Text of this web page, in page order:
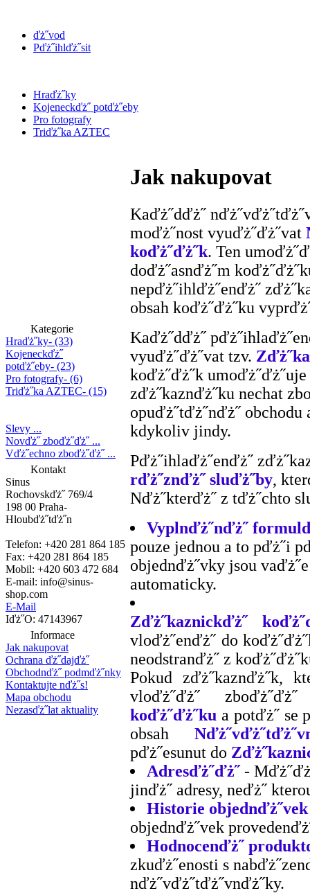
ďż˝vod
Pďż˝ihlďż˝sit
Hraďż˝ky
Kojeneckďż˝ potďż˝eby
Pro fotografy
Triďż˝ka AZTEC
Kategorie
Hraďż˝ky- (33)
Kojeneckďż˝
potďż˝eby- (23)
Pro fotografy- (6)
Triďż˝ka AZTEC- (15)
Slevy ...
Novďż˝ zboďż˝ďż˝ ...
Vďż˝echno zboďż˝ďż˝ ...
Kontakt
Sinus
Rochovskďż˝ 769/4
198 00 Praha-
Hloubďż˝tďż˝n
Telefon: +420 281 864 185
Fax: +420 281 864 185
Mobil: +420 603 472 684
E-mail: info@sinus-
shop.com
E-Mail
Iďż˝O: 47143967
Informace
Jak nakupovat
Ochrana ďż˝dajďż˝
Obchodnďż˝ podmďż˝nky
Kontaktujte nďż˝s!
Mapa obchodu
Nezasďż˝lat aktuality
Jak nakupovat
Kaďż˝dďż˝
moďż˝nost vyuďż˝ďż˝vat
koďż˝ďż˝k. Ten
doďż˝asnďż˝m
nepďż˝ihlďż˝enďż˝
obsah koďż˝ďż˝ku
Kaďż˝dďż˝
vyuďż˝ďż˝vat tzv.
koďż˝ďż˝k
zďż˝kaznďż˝ku nechat
opuďż˝tďż˝nďż˝
kdykoliv jindy.
Pďż˝ihlaďż˝enďż˝
rďż˝znďż˝ sluďż˝by,
Nďż˝kterďż˝ z tďż˝chto
Vyplnďż˝nďż˝
pouze jednou a to pďż˝i
objednďż˝vky jsou
automaticky.
Zďż˝kaznickďż˝
vloďż˝enďż˝ do
neodstranďż˝ z
Pokud zďż˝kaznďż˝k,
vloďż˝ďż˝
koďż˝ďż˝ku a potďż˝ se
obsah
pďż˝esunut do
Adresďż˝ďż˝-
jinďż˝ adresy, neďż˝
Historie objednďż˝vek
objednďż˝vek
Hodnocenďż˝
zkuďż˝enosti s
nďż˝vďż˝tďż˝vnďż˝ky.